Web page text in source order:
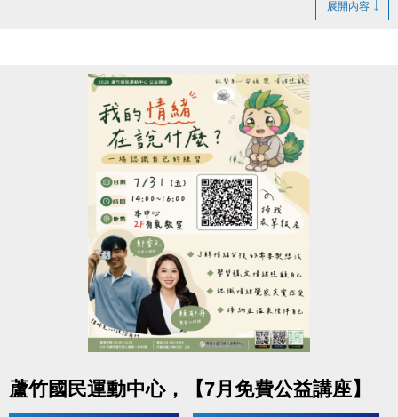
▶ 標示【 * 】請自備瑜珈墊。
▶ 標示【 ★ 】為平日優惠課程。
▶ 上課請穿著運動服裝，並攜帶毛巾、水。
▶ 有氧、瑜珈、飛輪需年滿15歲；懸吊、空瑜需年滿
▶ 若因人數不足無法開班，將於開課前通知，並請持
原信用卡、繳費憑證及發票至本中心辦理退費。
-洽詢專線：03-2639066 #112
-官網 :
https://www.lzsports.com.tw/zh_TW/news/pageID/1/
-FB : 桃園市蘆竹國民運動中心
-IG : @luzhusports
展開內容
蘆竹國民運動中心，【7月免費公益講座】